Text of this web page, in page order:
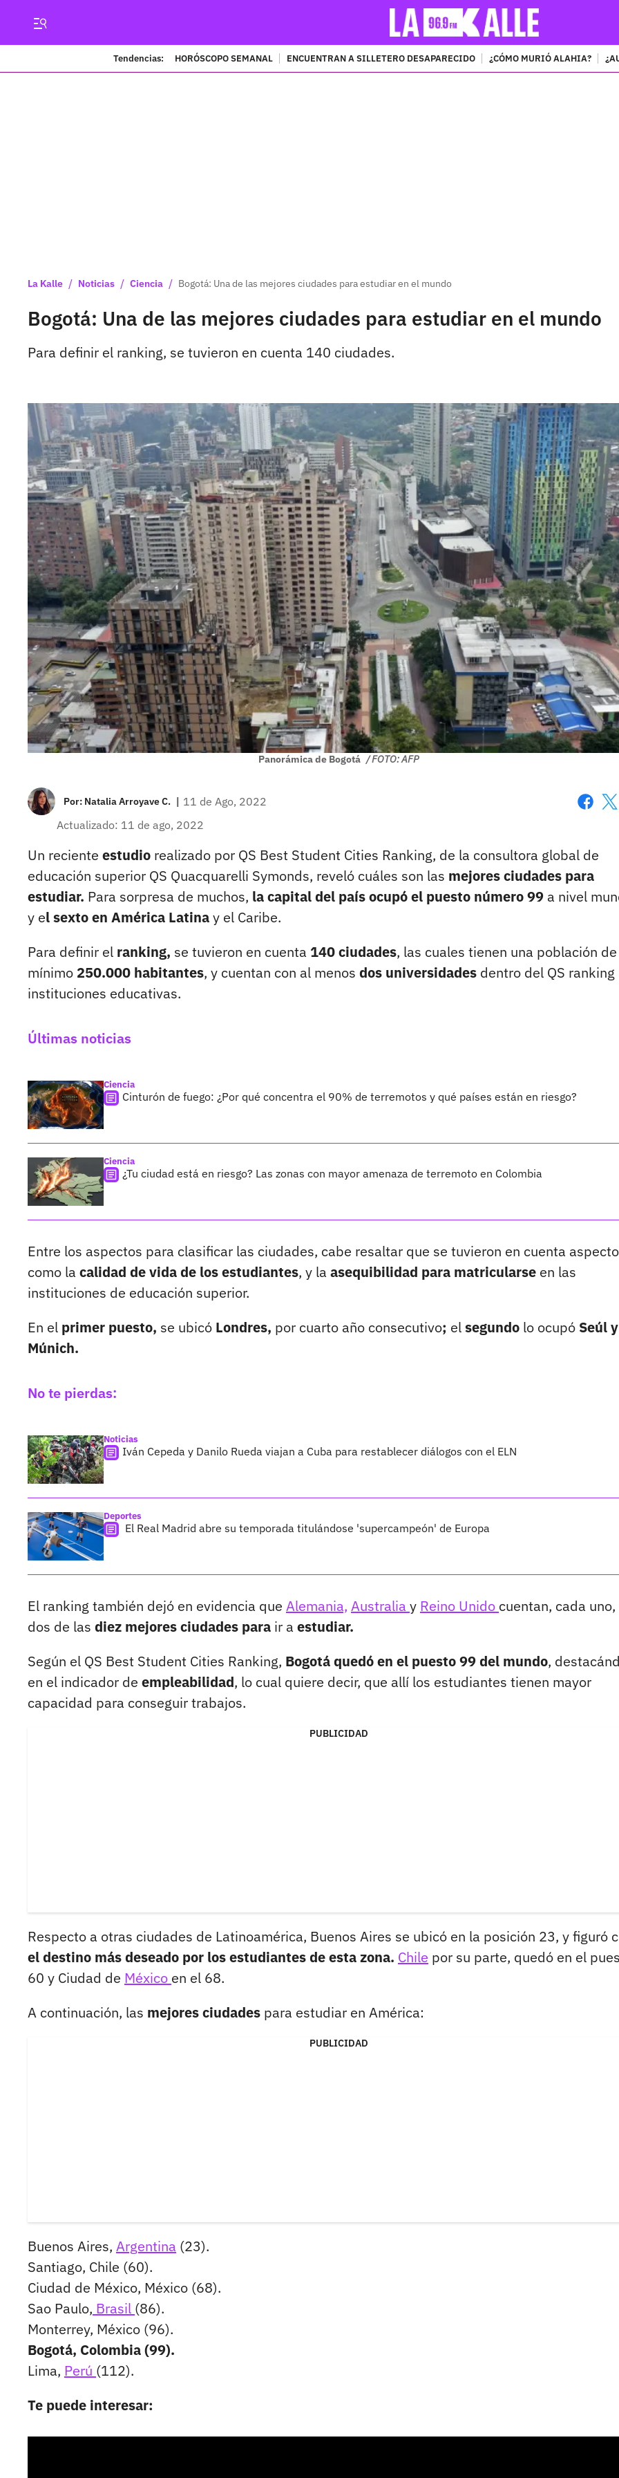
Tendencias: HORÓSCOPO SEMANAL ENCUENTRAN A SILLETERO DESAPARECIDO ¿CÓMO MURIÓ ALAHIA?
La Kalle / Noticias / Ciencia / Bogotá: Una de las mejores ciudades para estudiar en el mundo
Bogotá: Una de las mejores ciudades para estudiar en el mundo
Para definir el ranking, se tuvieron en cuenta 140 ciudades.
Panorámica de Bogotá / FOTO: AFP
Por: Natalia Arroyave C. | 11 de Ago, 2022
Actualizado: 11 de ago, 2022
Un reciente estudio realizado por QS Best Student Cities Ranking, de la consultora global de
educación superior QS Quacquarelli Symonds, reveló cuáles son las mejores ciudades para
estudiar. Para sorpresa de muchos, la capital del país ocupó el puesto número 99 a nivel
y el sexto en América Latinay el Caribe.
Para definir el ranking, se tuvieron en cuenta 140 ciudades, las cuales tienen una población de
mínimo 250.000 habitantes, y cuentan con al menos dos universidades dentro del QS ranking
instituciones educativas.
Últimas noticias
Ciencia
Cinturón de fuego: ¿Por qué concentra el 90% de terremotos y qué países están en riesgo?
Ciencia
¿Tu ciudad está en riesgo? Las zonas con mayor amenaza de terremoto en Colombia
Entre los aspectos para clasificar las ciudades, cabe resaltar que se tuvieron en cuenta
como la calidad de vida de los estudiantes, y la asequibilidad para matricularse en las
instituciones de educación superior.
En el primer puesto, se ubicó Londres, por cuarto año consecutivo; elsegundo lo ocupó Seúl y
Múnich.
No te pierdas:
Noticias
Iván Cepeda y Danilo Rueda viajan a Cuba para restablecer diálogos con el ELN
Deportes
El Real Madrid abre su temporada titulándose 'supercampeón' de Europa
El ranking también dejó en evidencia que Alemania, Australia y Reino Unido cuentan, cada
dos de las diez mejores ciudades para ir a estudiar.
Según el QS Best Student Cities Ranking, Bogotá quedó en el puesto 99 del mundo,
en el indicador de empleabilidad, lo cual quiere decir, que allí los estudiantes tienen mayor
capacidad para conseguir trabajos.
PUBLICIDAD
Respecto a otras ciudades de Latinoamérica, Buenos Aires se ubicó en la posición 23, y figuró
el destino más deseado por los estudiantes de esta zona. Chile por su parte, quedó en el
60 y Ciudad de México en el 68.
A continuación, las mejores ciudades para estudiar en América:
PUBLICIDAD
Buenos Aires, Argentina (23).
Santiago, Chile (60).
Ciudad de México, México (68).
Sao Paulo, Brasil (86).
Monterrey, México (96).
Bogotá, Colombia (99).
Lima, Perú (112).
Te puede interesar: